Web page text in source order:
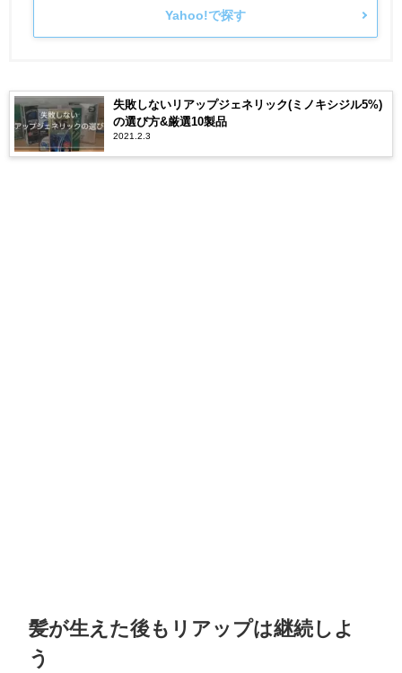
Yahoo!で探す
失敗しないリアップジェネリック(ミノキシジル5%)
の選び方&厳選10製品
2021.2.3
髪が生えた後もリアップは継続しよ
う